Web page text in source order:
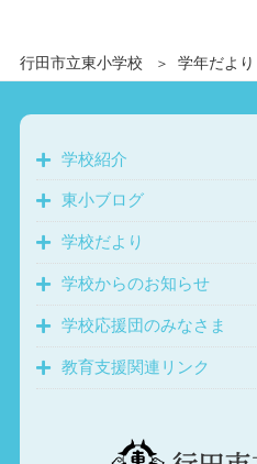
行田市立東小学校 学年だより
学校紹介
東小ブログ
学校だより
学校からのお知らせ
学校応援団のみなさま
教育支援関連リンク